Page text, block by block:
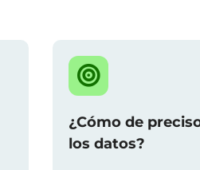
¿Cómo de
los datos?